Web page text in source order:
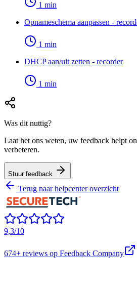
1 min
Opnameschema aanpassen -
1 min
DHCP aan/uit zetten - recorder
1 min
Was dit nuttig?
Laat het ons weten, uw feedback helpt
verbeteren.
Stuur feedback
Terug naar helpcenter overzicht
9,3/10
674+ reviews op Feedback Company